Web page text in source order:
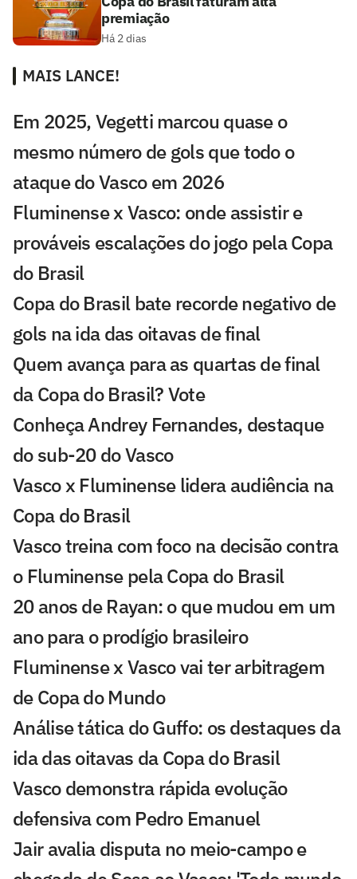
premiação
Há 2 dias
MAIS LANCE!
Em 2025, Vegetti marcou quase o
mesmo número de gols que todo o
ataque do Vasco em 2026
Fluminense x Vasco: onde assistir e
prováveis escalações do jogo pela Copa
do Brasil
Copa do Brasil bate recorde negativo de
gols na ida das oitavas de final
Quem avança para as quartas de final
da Copa do Brasil? Vote
Conheça Andrey Fernandes, destaque
do sub-20 do Vasco
Vasco x Fluminense lidera audiência na
Copa do Brasil
Vasco treina com foco na decisão contra
o Fluminense pela Copa do Brasil
20 anos de Rayan: o que mudou em um
ano para o prodígio brasileiro
Fluminense x Vasco vai ter arbitragem
de Copa do Mundo
Análise tática do Guffo: os destaques da
ida das oitavas da Copa do Brasil
Vasco demonstra rápida evolução
defensiva com Pedro Emanuel
Jair avalia disputa no meio-campo e